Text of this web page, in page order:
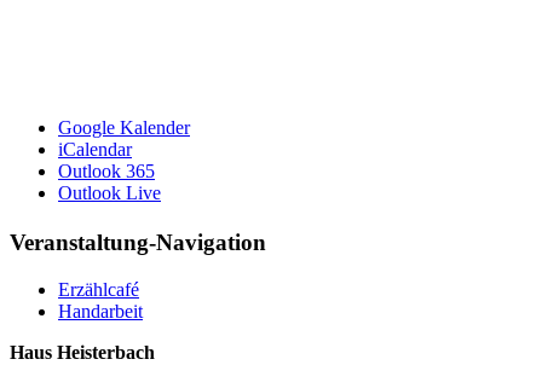
Google Kalender
iCalendar
Outlook 365
Outlook Live
Facebook
X
LinkedIn
WhatsApp
Telegram
Tumblr
Xing
E-
Veranstaltung-Navigation
Erzählcafé
Handarbeit
Haus Heisterbach